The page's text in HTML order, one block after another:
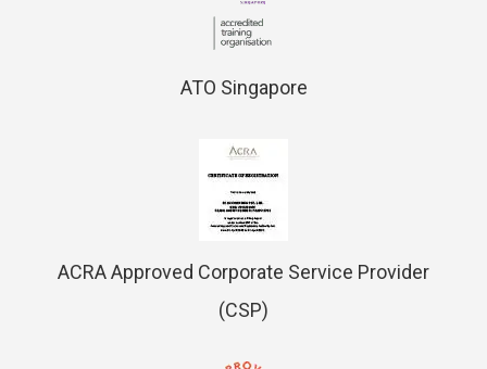
ATO Singapore
ACRA Approved Corporate Service Provider
(CSP)